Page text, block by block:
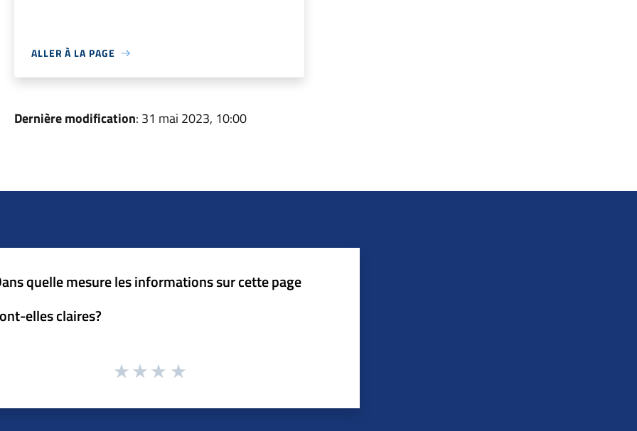
ALLER À LA PAGE
Dernière modification: 31 mai 2023, 10:00
quelle mesure les informations sur cette page
elles claires?